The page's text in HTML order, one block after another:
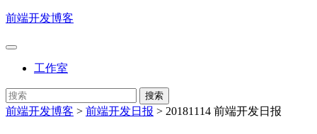
前端开发博客
工作室
前端开发博客 > 前端开发日报 > 20181114 前端开发日报